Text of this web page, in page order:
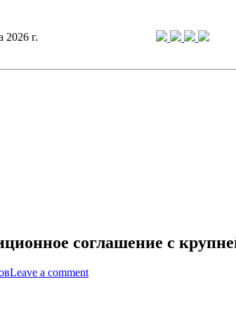
2026 г.
соглашение с
Leave a comment